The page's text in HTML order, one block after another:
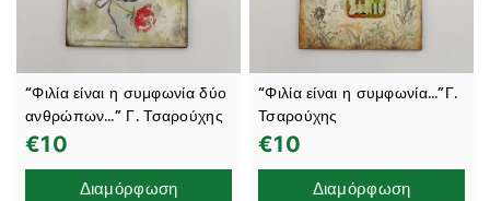
“Φιλία είναι η συμφωνία δύο
ανθρώπων…” Γ. Τσαρούχης
€10
Διαμόρφωση
“Φιλία είναι η συμφωνία…”Γ.
Τσαρούχης
€10
Διαμόρφωση